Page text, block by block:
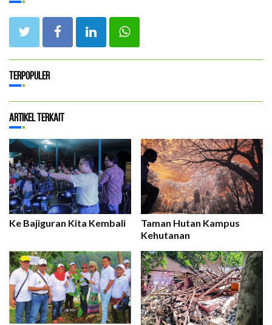
Terpopuler
Artikel Terkait
Ke Bajiguran Kita Kembali
Taman Hutan Kampus
Kehutanan